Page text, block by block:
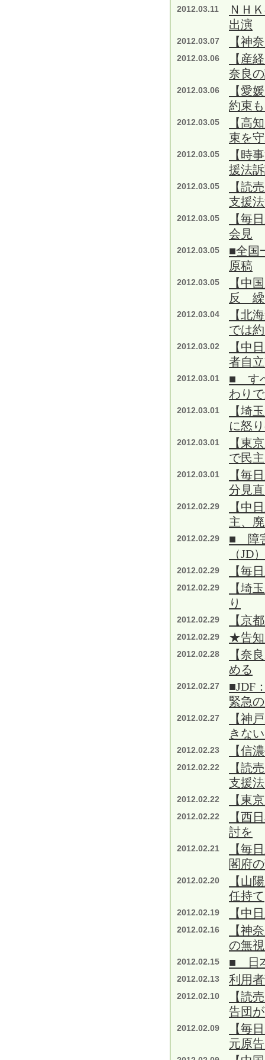
2012.03.11
ＮＨ
出演
2012.03.07 【神
2012.03.06
【産
奈良
2012.03.06
【愛
約束
2012.03.05
【高
束を
2012.03.05
【時
援法
2012.03.05
【読
支援
2012.03.05
【毎
会見
2012.03.05
■全国
原稿
2012.03.05
【中
反 繰
2012.03.04
【北
では
2012.03.02
【中
者自
2012.03.01
■ す
わり
2012.03.01
【埼
に怒
2012.03.01
【東
で民
2012.03.01
【毎
分見
2012.02.29
【中
主、
2012.02.29
■ 障
（JD
2012.02.29 【毎
2012.02.29
【埼
り
2012.02.29 【京
2012.02.29 ★告
2012.02.28
【奈
める
2012.02.27
■JDF
緊急
2012.02.27
【神
きな
2012.02.23 【信
2012.02.22
【読
支援
2012.02.22 【東
2012.02.22
【西
討を
2012.02.21
【毎
閣府
2012.02.20
【山
任持て
2012.02.19 【中
2012.02.16
【神
の無
2012.02.15 ■ 日
2012.02.13 利用
2012.02.10
【読
告団
2012.02.09
【毎
元原